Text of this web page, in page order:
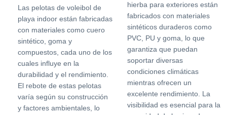
Las pelotas de voleibol de
playa indoor están fabricadas
con materiales como cuero
sintético, goma y
compuestos, cada uno de los
cuales influye en la
durabilidad y el rendimiento.
El rebote de estas pelotas
varía según su construcción
y factores ambientales, lo
hierba para exteriores están
fabricados con materiales
sintéticos duraderos como
PVC, PU y goma, lo que
garantiza que puedan
soportar diversas
condiciones climáticas
mientras ofrecen un
excelente rendimiento. La
visibilidad es esencial para la